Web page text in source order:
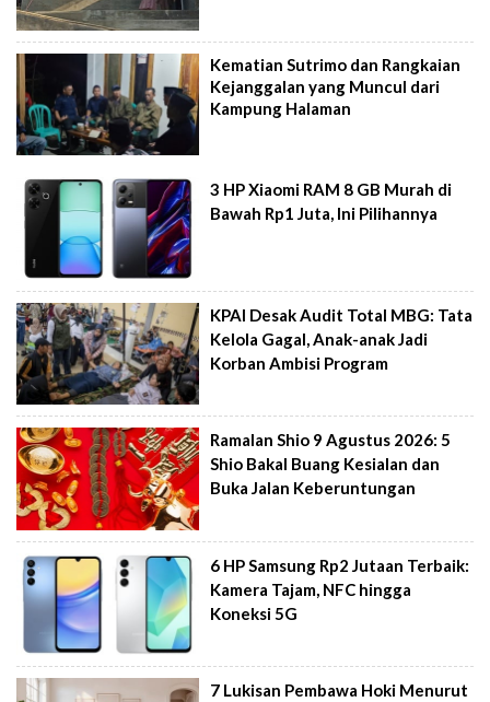
Kematian Sutrimo dan Rangkaian
Kejanggalan yang Muncul dari
Kampung Halaman
3 HP Xiaomi RAM 8 GB Murah di
Bawah Rp1 Juta, Ini Pilihannya
KPAI Desak Audit Total MBG: Tata
Kelola Gagal, Anak-anak Jadi
Korban Ambisi Program
Ramalan Shio 9 Agustus 2026: 5
Shio Bakal Buang Kesialan dan
Buka Jalan Keberuntungan
6 HP Samsung Rp2 Jutaan Terbaik:
Kamera Tajam, NFC hingga
Koneksi 5G
7 Lukisan Pembawa Hoki Menurut